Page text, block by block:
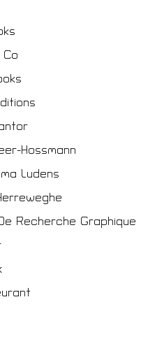
Hossmann
Ludens
Recherche Graphique
De Membre
Précédentes
confidentialité